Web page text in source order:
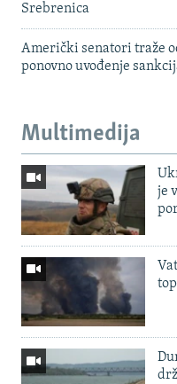
Srebrenica
Američki senatori traže
ponovno uvođenje
Multimedija
je